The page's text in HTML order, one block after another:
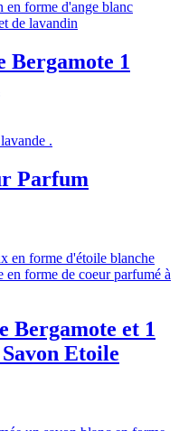
Bergamote 1
Parfum
Bergamote et 1
Etoile